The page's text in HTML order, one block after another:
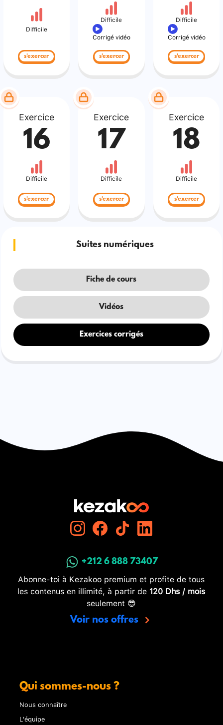
Difficile
s'exercer
Difficile
Corrigé vidéo
s'exercer
Difficile
Corrigé vidéo
s'exercer
Exercice
16
Difficile
s'exercer
Exercice
17
Difficile
s'exercer
Exercice
18
Difficile
s'exercer
Suites numériques
Fiche de cours
Vidéos
Exercices corrigés
+212 6 888 73407
Abonne-toi à Kezakoo premium et profite de tous
les contenus en illimité, à partir de 120 Dhs / mois
seulement 😎
Voir nos offres
Qui sommes-nous ?
Nous connaître
L'équipe